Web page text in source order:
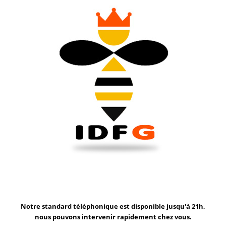
Notre standard téléphonique est disponible jusqu'à 21h,
nous pouvons intervenir rapidement chez vous.